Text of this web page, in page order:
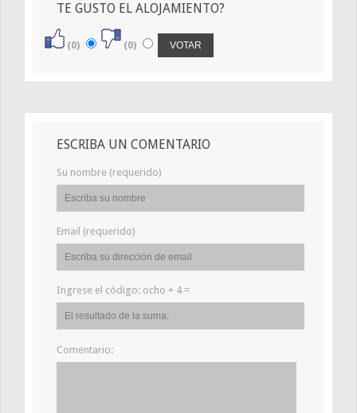
TE GUSTO EL ALOJAMIENTO?
(0) (0)
ESCRIBA UN COMENTARIO
Su nombre (requerido)
Email (requerido)
Ingrese el código: ocho + 4 =
Comentario: